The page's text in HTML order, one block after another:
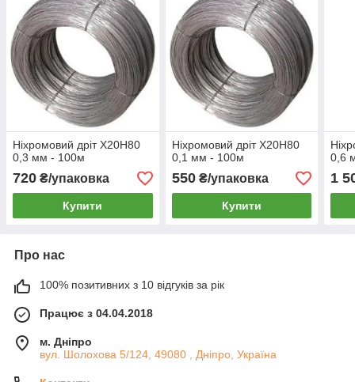
Ніхромовий дріт Х20Н80
0,3 мм - 100м
720 ₴/упаковка
Купити
Ніхромовий дріт Х20Н80
0,1 мм - 100м
550₴/упаковка
Купити
0,6
1
Про нас
100% позитивних з 10 відгуків за рік
Працює з 04.04.2018
м. Дніпро
вул. Шолохова 5/124, 49080 , Дніпро, Україна